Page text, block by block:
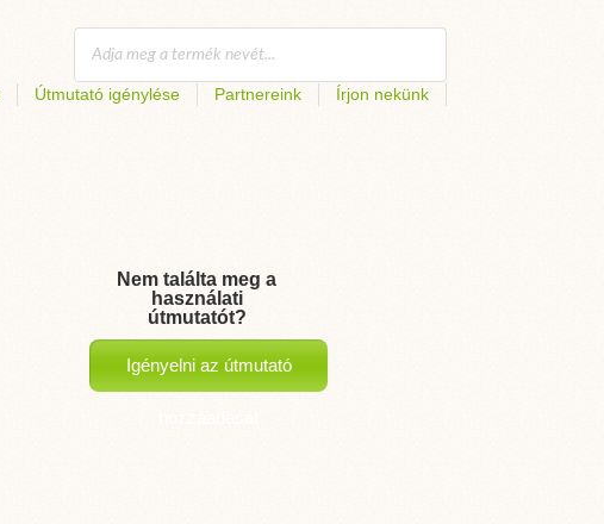
Útmutató igénylése Partnereink Írjon nekünk
Nem találta meg a
használati
útmutatót?
Igényelni az útmutató